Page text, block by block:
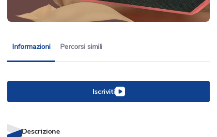
Informazioni Percorsi simili
Iscriviti
Descrizione